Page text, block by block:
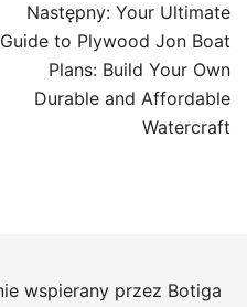
Następny: Your Ultimate
Guide to Plywood Jon Boat
Plans: Build Your Own
Durable and Affordable
Watercraft
wspierany przez Botiga